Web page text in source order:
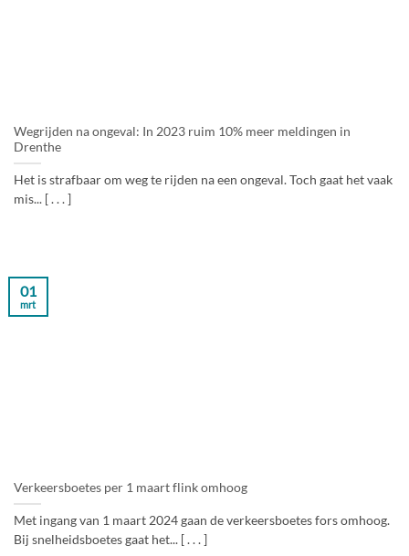
Wegrijden na ongeval: In 2023 ruim 10% meer meldingen in
Drenthe
Het is strafbaar om weg te rijden na een ongeval. Toch gaat het vaak
mis... [ . . . ]
Verkeersboetes per 1 maart flink omhoog
Met ingang van 1 maart 2024 gaan de verkeersboetes fors omhoog.
Bij snelheidsboetes gaat het... [ . . . ]
01
mrt